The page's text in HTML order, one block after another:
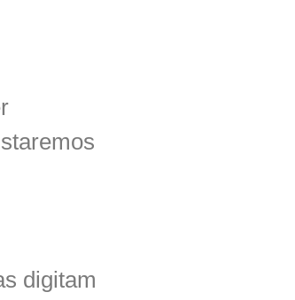
digitam